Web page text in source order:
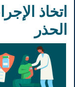
اتخاذ
الحذر